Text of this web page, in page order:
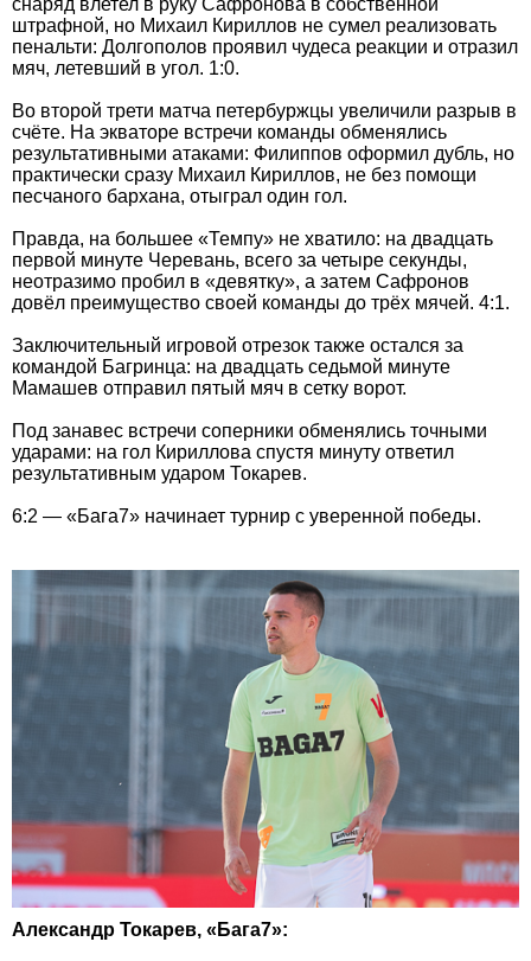
снаряд влетел в руку Сафронова в собственной
штрафной, но Михаил Кириллов не сумел реализовать
пенальти: Долгополов проявил чудеса реакции и отразил
мяч, летевший в угол. 1:0.
Во второй трети матча петербуржцы увеличили разрыв в
счёте. На экваторе встречи команды обменялись
результативными атаками: Филиппов оформил дубль, но
практически сразу Михаил Кириллов, не без помощи
песчаного бархана, отыграл один гол.
Правда, на большее «Темпу» не хватило: на двадцать
первой минуте Черевань, всего за четыре секунды,
неотразимо пробил в «девятку», а затем Сафронов
довёл преимущество своей команды до трёх мячей. 4:1.
Заключительный игровой отрезок также остался за
командой Багринца: на двадцать седьмой минуте
Мамашев отправил пятый мяч в сетку ворот.
Под занавес встречи соперники обменялись точными
ударами: на гол Кириллова спустя минуту ответил
результативным ударом Токарев.
6:2 — «Бага7» начинает турнир с уверенной победы.
Александр Токарев, «Бага7»: